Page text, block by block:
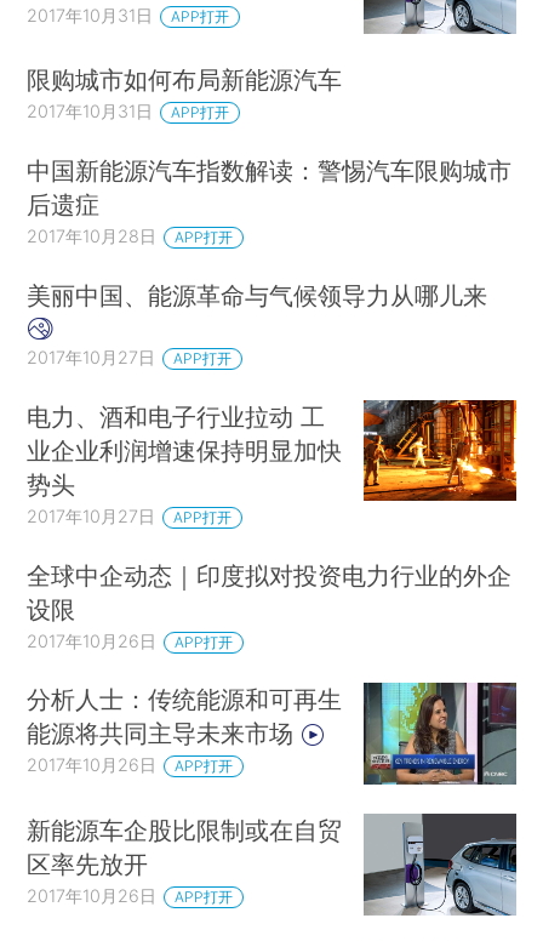
2017年10月31日 APP打开
限购城市如何布局新能源汽车
2017年10月31日 APP打开
中国新能源汽车指数解读：警惕汽车限购城市
后遗症
2017年10月28日 APP打开
美丽中国、能源革命与气候领导力从哪儿来
2017年10月27日 APP打开
电力、酒和电子行业拉动 工
业企业利润增速保持明显加快
势头
2017年10月27日 APP打开
全球中企动态｜印度拟对投资电力行业的外企
设限
2017年10月26日 APP打开
分析人士：传统能源和可再生
能源将共同主导未来市场
2017年10月26日 APP打开
新能源车企股比限制或在自贸
区率先放开
2017年10月26日 APP打开